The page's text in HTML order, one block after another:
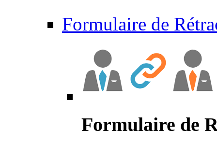
Formulaire de
Formulaire de